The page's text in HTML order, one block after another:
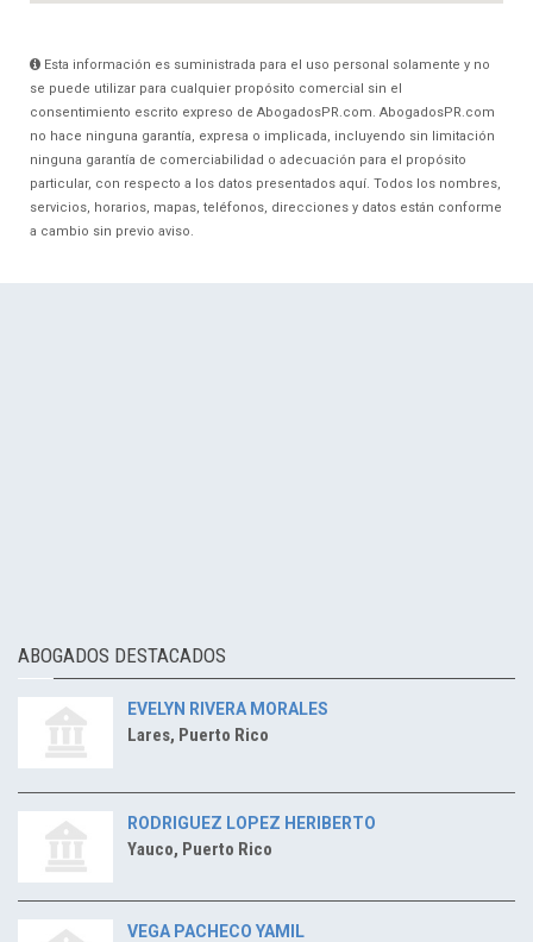
Esta información es suministrada para el uso personal solamente y no
se puede utilizar para cualquier propósito comercial sin el
consentimiento escrito expreso de AbogadosPR.com. AbogadosPR.com
no hace ninguna garantía, expresa o implicada, incluyendo sin limitación
ninguna garantía de comerciabilidad o adecuación para el propósito
particular, con respecto a los datos presentados aquí. Todos los nombres,
servicios, horarios, mapas, teléfonos, direcciones y datos están conforme
a cambio sin previo aviso.
ABOGADOS DESTACADOS
EVELYN RIVERA MORALES
Lares, Puerto Rico
RODRIGUEZ LOPEZ HERIBERTO
Yauco, Puerto Rico
VEGA PACHECO YAMIL